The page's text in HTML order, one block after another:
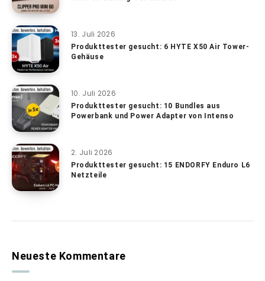
13. Juli 2026
Produkttester gesucht: 6 HYTE X50 Air Tower-
Gehäuse
10. Juli 2026
Produkttester gesucht: 10 Bundles aus
Powerbank und Power Adapter von Intenso
2. Juli 2026
Produkttester gesucht: 15 ENDORFY Enduro L6
Netzteile
Neueste Kommentare